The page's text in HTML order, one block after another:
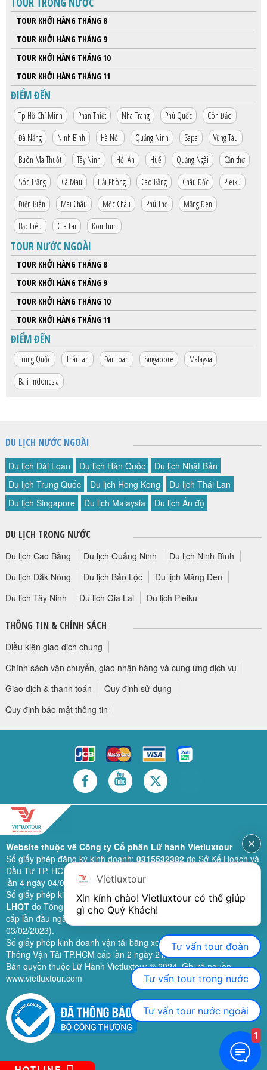
HỘP THƯ GÓP Ý
PROFILE HƯỚNG DẪN VIÊN
TUYỂN DỤNG
LIÊN HỆ
TOUR KHỞI HÀNG THÁNG 8
TOUR KHỞI HÀNG THÁNG 9
TOUR KHỞI HÀNG THÁNG 10
TOUR KHỞI HÀNG THÁNG 11
ĐIỂM ĐẾN
Tp Hồ Chí Minh Phan Thiết Nha Trang Phú Quốc
Côn Đảo
Đà Nẵng
Ninh Bình Hà Nội Quảng Ninh Sapa
Vũng Tàu
Buôn Ma Thuột
Tây Ninh Hội An Huế Quảng Ngãi
Cần thơ
Sóc Trăng
Cà Mau Hải Phòng Cao Bằng Châu Đốc
Pleiku
Điện Biên
Mai Châu Mộc Châu Phú Thọ
Măng Đen
Bạc Liêu
Gia Lai Kon Tum
TOUR NƯỚC NGOÀI
TOUR KHỞI HÀNG THÁNG 8
TOUR KHỞI HÀNG THÁNG 9
TOUR KHỞI HÀNG THÁNG 10
TOUR KHỞI HÀNG THÁNG 11
ĐIỂM ĐẾN
Trung Quốc Thái Lan Đài Loan Singapore
Malaysia
Bali-Indonesia
DU LỊCH NƯỚC NGOÀI
Du lịch Đài Loan Du lịch Hàn Quốc
Du lịch Nhật Bản
Du lịch Trung Quốc
Du lịch Hong Kong
Du lịch Thái Lan
Du lịch Singapore
Du lịch Malaysia Du lịch Ấn độ
DU LỊCH TRONG NƯỚC
Du lịch Cao Bằng Du lịch Quảng Ninh
Du lịch Ninh Bình
Du lịch Đắk Nông
Du lịch Bảo Lộc
Du lịch Măng Đen
Du lịch Tây Ninh
Du lịch Gia Lai Du lịch Pleiku
THÔNG TIN & CHÍNH SÁCH
Điều kiện giao dịch chung
Chính sách vận chuyển, giao nhận hàng và cung ứng dịch vụ
Giao dịch & thanh toán
Quy định sử dụng
Quy định bảo mật thông tin
Website thuộc về Công ty Cổ phần Lữ hành Vietluxtour
Số giấy phép đăng ký kinh doanh: 0315532382do Sở Kế Hoạch và
Đầu Tư TP. HCM cấp lần đầu ngày 28/02/2019 (sửa đổi bổ sung
lần 4 ngày 04/06/2024).
Số giấy phép kinh doanh lữ hành quốc tế:79-1111/2019/TCDL-GP
LHQTdo Tổng Cục Du Lịch (nay là Cục Du lịch quốc gia Việt Nam)
cấp lần đầu ngày 26/09/2019 (sửa đổi, bổ sung lần 3 ngày
03/02/2023).
Số giấy phép kinh doanh vận tải bằng xe ô tô:11924do Sở Giao
Thông Vận Tải TP.HCM cấp lần 2 ngày 21/02/2023.
Bản quyền thuộc Lữ Hành Vietluxtour ® 2024. Ghi rõ nguồn
www.vietluxtour.com
Vietluxtour
Xin kính chào! Vietluxtour có thể giúp
gì cho Quý Khách!
Tư vấn tour đoàn
Tư vấn tour trong nước
Tư vấn tour nước ngoài
1